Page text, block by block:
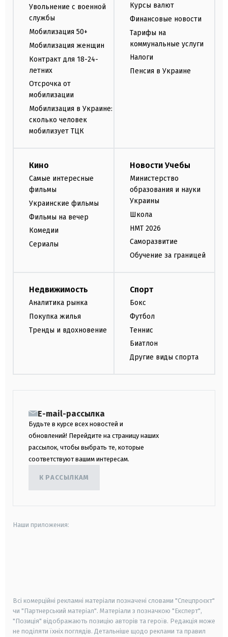
Увольнение с военной
службы
Мобилизация 50+
Мобилизация женщин
Контракт для 18-24-
летних
Отсрочка от
мобилизации
Мобилизация в Украине:
сколько человек
мобилизует ТЦК
Курсы валют
Финансовые новости
Тарифы на
коммунальные услуги
Налоги
Пенсия в Украине
Кино
Самые интересные
фильмы
Украинские фильмы
Фильмы на вечер
Комедии
Сериалы
Новости Учебы
Министерство
образования и науки
Украины
Школа
НМТ 2026
Саморазвитие
Обучение за границей
Недвижимость
Аналитика рынка
Покупка жилья
Тренды и вдохновение
Спорт
Бокс
Футбол
Теннис
Биатлон
Другие виды спорта
E-mail-рассылка
Будьте в курсе всех новостей и
обновлений! Перейдите на страницу наших
рассылок, чтобы выбрать те, которые
соответствуют вашим интересам.
К РАССЫЛКАМ
Наши приложения:
Всі комерційні рекламні матеріали позначені словами "Спецпроєкт"
чи "Партнерський матеріал". Матеріали з позначкою "Експерт",
"Позиція" відображають позицію авторів та героїв. Редакція може
не поділяти їхніх поглядів. Детальніше щодо реклами та правил